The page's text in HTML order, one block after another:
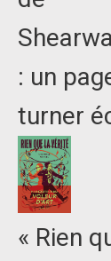
: un
turner
« Rien